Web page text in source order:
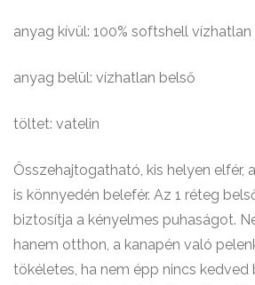
anyag kívül: 100% softshell vízhatlan
anyag belül: vízhatlan belső
töltet: vatelin
Összehajtogatható, kis helyen elfér,
is könnyedén belefér. Az 1 réteg
biztosítja a kényelmes puhaságot.
hanem otthon, a kanapén való
tökéletes, ha nem épp nincs kedved